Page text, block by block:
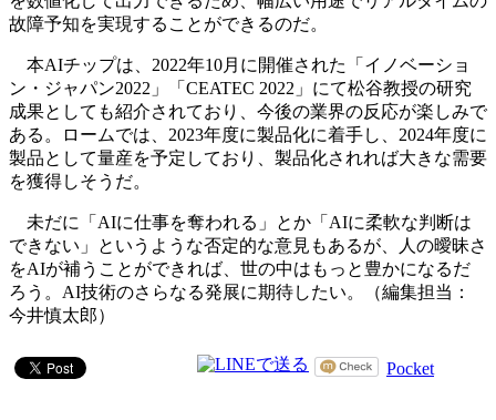
故障予知を実現することができるのだ。
本AIチップは、2022年10月に開催された「イノベーショ
ン・ジャパン2022」「CEATEC 2022」にて松谷教授の研究
成果としても紹介されており、今後の業界の反応が楽しみで
ある。ロームでは、2023年度に製品化に着手し、2024年度に
製品として量産を予定しており、製品化されれば大きな需要
を獲得しそうだ。
未だに「AIに仕事を奪われる」とか「AIに柔軟な判断は
できない」というような否定的な意見もあるが、人の曖昧さ
をAIが補うことができれば、世の中はもっと豊かになるだ
ろう。AI技術のさらなる発展に期待したい。（編集担当：
今井慎太郎）
Pocket